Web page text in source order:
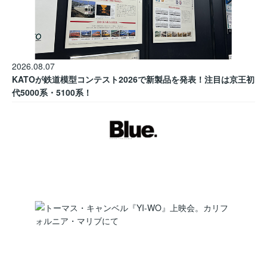
2026.08.07
KATOが鉄道模型コンテスト2026で新製品を発表！注目は京王初
代5000系・5100系！